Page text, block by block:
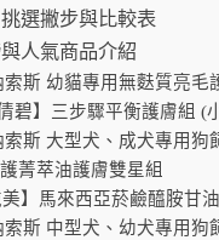
選撇步與比較表
人氣商品介紹
索斯 幼貓專用無麩質亮
碧】三步驟平衡護膚組 (
索斯 大型犬、成犬專用
菁萃油護膚雙星組
美】馬來西亞菸鹼醯胺甘
索斯 中型犬、幼犬專用